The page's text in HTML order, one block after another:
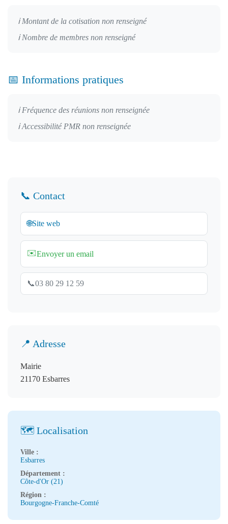
ℹ️ Montant de la cotisation non renseigné
ℹ️ Nombre de membres non renseigné
📅 Informations pratiques
ℹ️ Fréquence des réunions non renseignée
ℹ️ Accessibilité PMR non renseignée
📞 Contact
🌐Site web
✉️Envoyer un email
📞03 80 29 12 59
📍 Adresse
Mairie
21170 Esbarres
🗺️ Localisation
Ville :
Esbarres
Département :
Côte-d'Or (21)
Région :
Bourgogne-Franche-Comté